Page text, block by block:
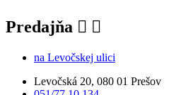
Predajňa  
na Levočskej ulici
Levočská 20, 080 01 Prešov